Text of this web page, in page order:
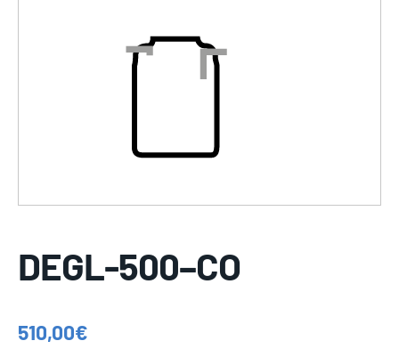
DEGL-500–CO
510,00€